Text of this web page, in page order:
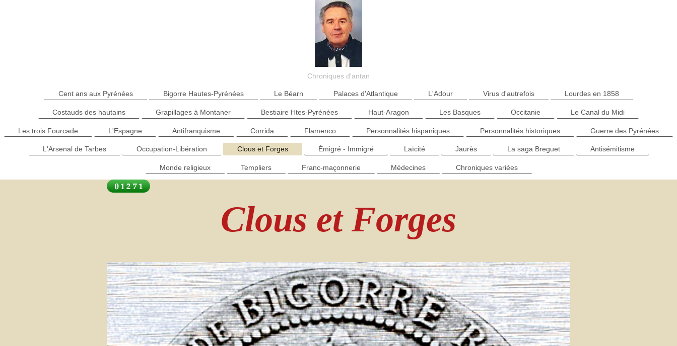
Chroniques d'antan
Cent ans aux Pyrénées Bigorre Hautes-Pyrénées Le Béarn Palaces d'Atlantique L'Adour Virus d'autrefois Lourdes en 1858
Costauds des hautains Grapillages à Montaner Bestiaire Htes-Pyrénées Haut-Aragon Les Basques Occitanie Le Canal du Midi
Les trois Fourcade L'Espagne Antifranquisme Corrida Flamenco Personnalités hispaniques Personnalités historiques Guerre des Pyrénées
L'Arsenal de Tarbes Occupation-Libération Clous et Forges Émigré - Immigré Laïcité Jaurès La saga Breguet Antisémitisme
Monde religieux Templiers Franc-maçonnerie Médecines Chroniques variées
Clous et Forges